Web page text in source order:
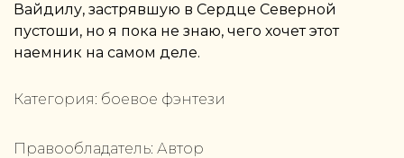
Вайдилу, застрявшую в Сердце Северной
пустоши, но я пока не знаю, чего хочет этот
наемник на самом деле.
Категория: боевое фэнтези
Правообладатель: Автор